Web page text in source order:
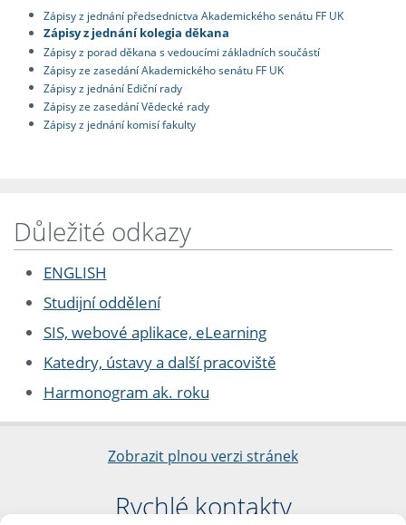
Zápisy z jednání předsednictva Akademického senátu FF UK
Zápisy z jednání kolegia děkana
Zápisy z porad děkana s vedoucími základních součástí
Zápisy ze zasedání Akademického senátu FF UK
Zápisy z jednání Ediční rady
Zápisy ze zasedání Vědecké rady
Zápisy z jednání komisí fakulty
Důležité odkazy
ENGLISH
Studijní oddělení
SIS, webové aplikace, eLearning
Katedry, ústavy a další pracoviště
Harmonogram ak. roku
Zobrazit plnou verzi stránek
Rychlé kontakty